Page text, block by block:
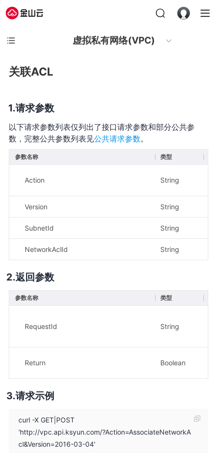
虚拟私有网络(VPC)
关联ACL
请求参数
以下请求参数列表仅列出了接口请求参数和部分公共参
数，完整公共参数列表见公共请求参数。
参数名称 类型
Action String
Version String
SubnetId String
NetworkAclId String
返回参数
参数名称 类型
RequestId String
Return Boolean
请求示例
curl -X GET|POST
'http://vpc.api.ksyun.com/?Action=AssociateNetworkA
cl&Version=2016-03-04'